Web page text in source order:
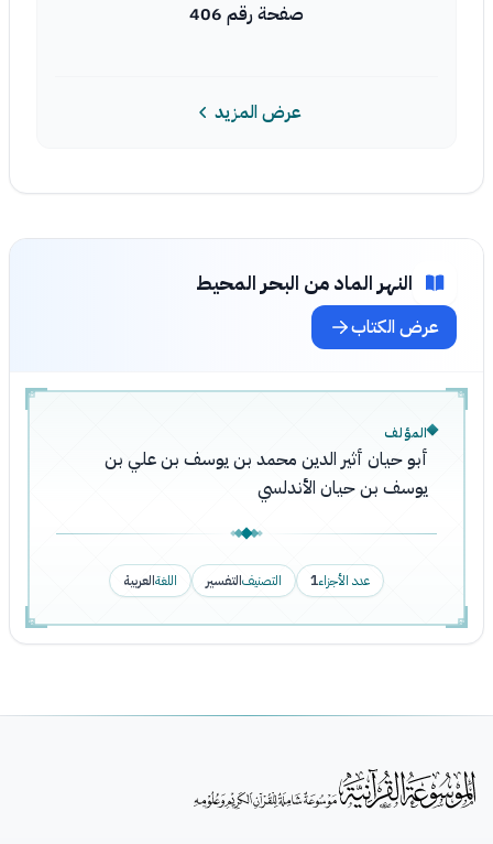
صفحة رقم 406
عرض المزيد
النهر الماد من البحر المحيط
عرض الكتاب
المؤلف
أبو حيان أثير الدين محمد بن يوسف بن علي بن
يوسف بن حيان الأندلسي
عدد الأجزاء1 التصنيفالتفسير اللغةالعربية